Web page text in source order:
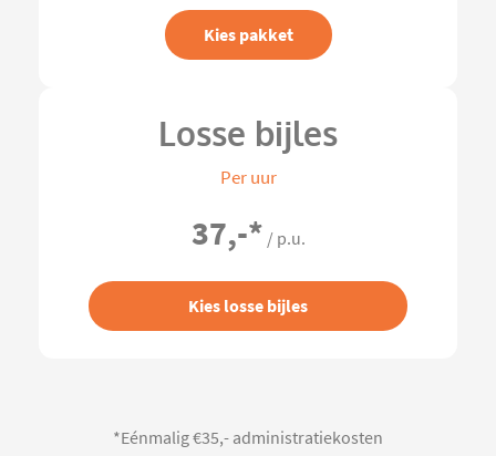
Kies pakket
Losse bijles
Per uur
37,-* / p.u.
Kies losse bijles
*Eénmalig €35,- administratiekosten